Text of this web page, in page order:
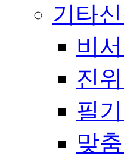
기타
비
진
필
맞